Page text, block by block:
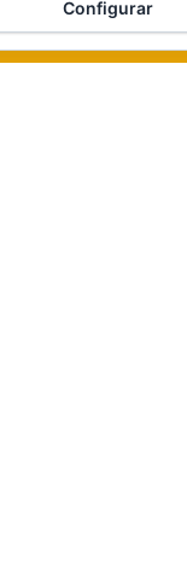
Política de cookies
Configurar